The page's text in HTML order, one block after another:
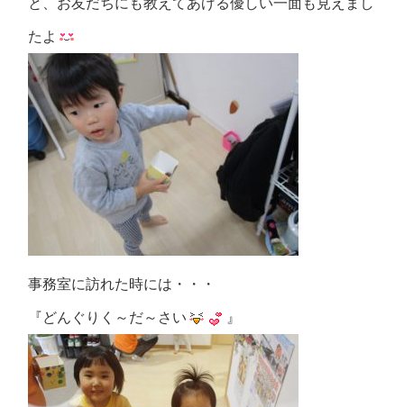
たよ
事務室に訪れた時には・・・
『どんぐりく～だ～さい 』